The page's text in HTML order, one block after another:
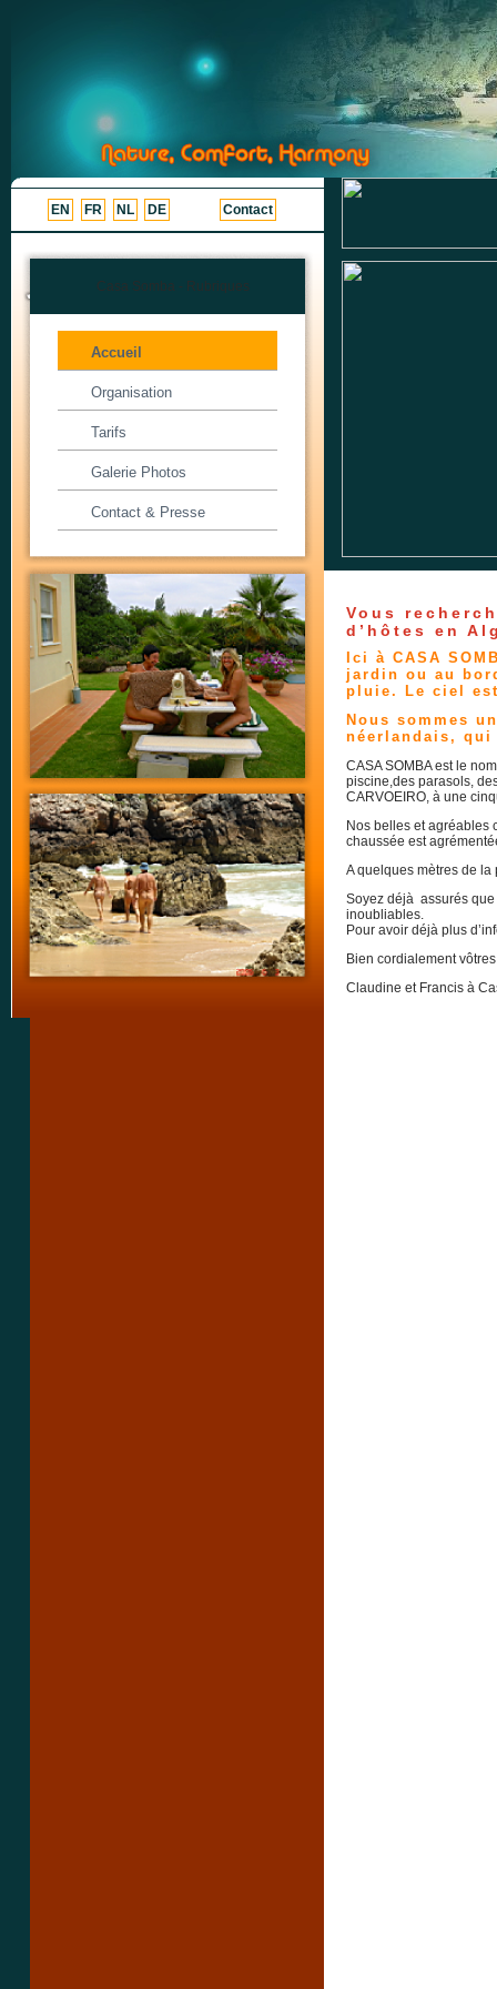
EN FR NL DE Contact
Casa Somba - Rubriques
Accueil
Organisation
Tarifs
Galerie Photos
Contact & Presse
Vous
d’hôtes en
Ici à CASA
jardin ou au
pluie. Le ciel
Nous sommes
néerlandais,
CASA SOMBA est le
piscine,des parasols,
CARVOEIRO, à une
Nos belles et agréables
chaussée est
A quelques mètres de
Soyez déjà assurés
inoubliables.
Pour avoir déjà plus
Bien cordialement vôtres
Claudine et Francis à